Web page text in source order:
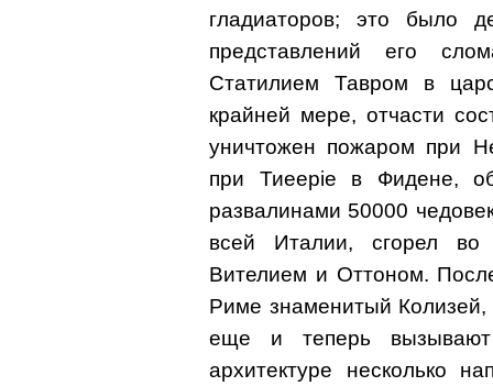
гладиаторов; это было
представлений его
Статилием Тавром в
крайней мере, отчасти
уничтожен пожаром при
при Тиeepiе в Фидене,
развалинами 50000
всей Италии, сгорел
Вителием и Оттоном.
Риме знаменитый Колизей,
еще и теперь
архитектуре несколько